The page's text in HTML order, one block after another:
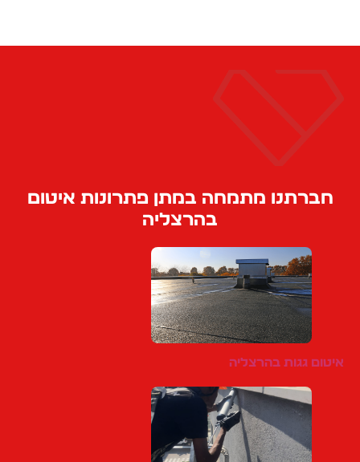
חברתנו מתמחה במתן פתרונות איטום
בהרצליה
איטום גגות בהרצליה